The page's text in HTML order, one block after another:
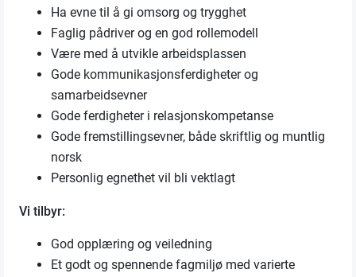
Ha evne til å gi omsorg og trygghet
Faglig pådriver og en god rollemodell
Være med å utvikle arbeidsplassen
Gode kommunikasjonsferdigheter og
samarbeidsevner
Gode ferdigheter i relasjonskompetanse
Gode fremstillingsevner, både skriftlig og muntlig
norsk
Personlig egnethet vil bli vektlagt
Vi tilbyr:
God opplæring og veiledning
Et godt og spennende fagmiljø med varierte